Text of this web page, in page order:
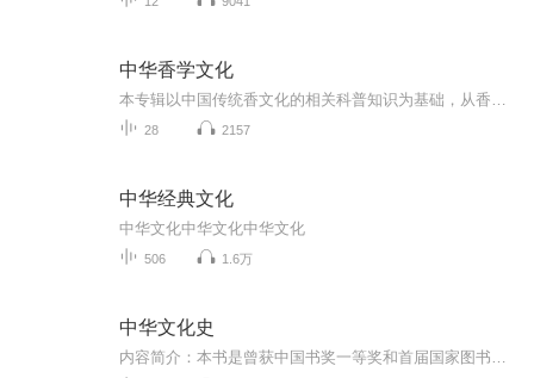
中华香学文化
28 2157
中华经典文化
中华文化中华文化中华文化
506 1.6万
中华文化史